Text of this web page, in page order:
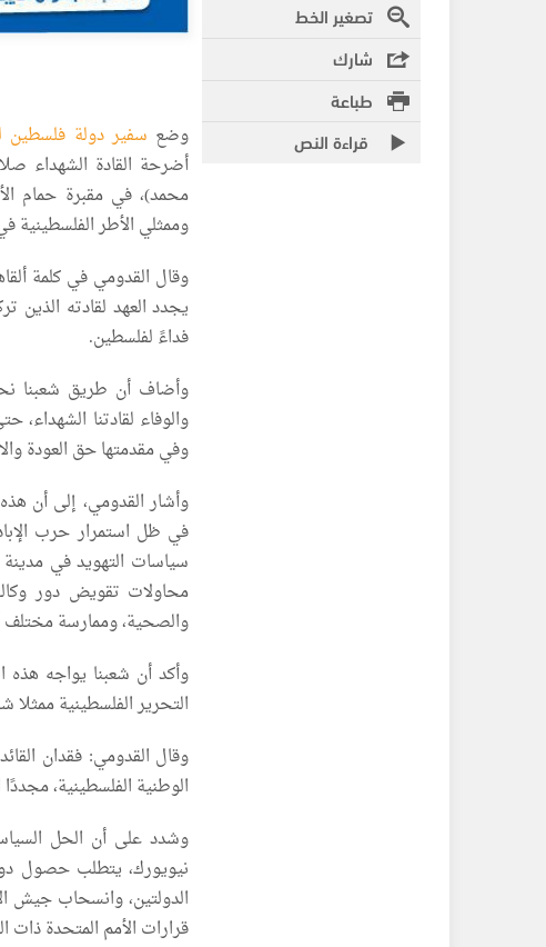
تصغير الخط
شارك
طباعة
قراءة النص
وضع سفير دولة
أضرحة القادة الشهداء
محمد)، في مقبرة حمام
وممثلي الأطر الفلسطينية
وقال القدومي في كلمة
يجدد العهد لقادته
فداءً لفلسطين.
وأضاف أن طريق شعبنا
والوفاء لقادتنا
وفي مقدمتها حق العودة
وأشار القدومي، إلى أن
في ظل استمرار حرب
محاولات تقويض دور
والصحية، وممارسة مختلف
وأكد أن شعبنا يواجه
التحرير الفلسطينية ممثلا
وقال القدومي: فقدان
الوطنية الفلسطينية،
وشدد على أن الحل
نيويورك، يتطلب حصول
قرارات الأمم المتحدة ذات الصلة، وفي مقدمتها